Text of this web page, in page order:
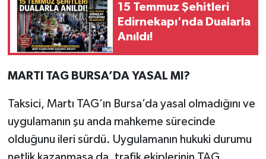
15 Temmuz Şehitleri
Edirnekapı'nda Dualarla
Anıldı!
MARTI TAG BURSA’DA YASAL MI?
Taksici, Martı TAG’ın Bursa’da yasal olmadığını ve
uygulamanın şu anda mahkeme sürecinde
olduğunu ileri sürdü. Uygulamanın hukuki durumu